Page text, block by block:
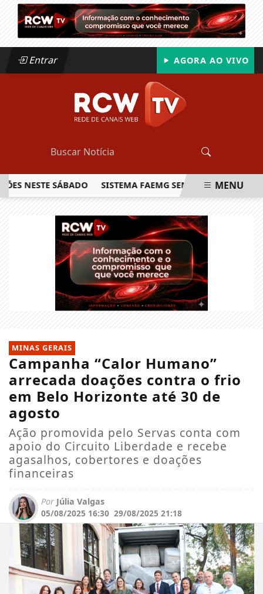
Entrar AGORA AO VIVO
SÁBADO SISTEMA FAEMG SENAR LANÇA OMENU
MINAS GERAIS
Campanha “Calor Humano”
arrecada doações contra o frio
em Belo Horizonte até 30 de
agosto
Ação promovida pelo Servas conta com
apoio do Circuito Liberdade e recebe
agasalhos, cobertores e doações
financeiras
Por Júlia Valgas
05/08/2025 16:30 29/08/2025 21:18